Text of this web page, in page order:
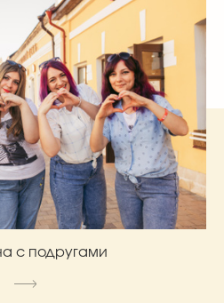
с подругами